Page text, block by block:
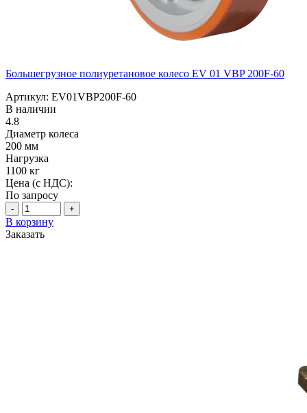
Большегрузное полиуретановое колесо EV 01 VBP 200F-60
Артикул: EV01VBP200F-60
В наличии
4.8
Диаметр колеса
200 мм
Нагрузка
1100 кг
Цена (с НДС):
По запросу
- +
В корзину
Заказать